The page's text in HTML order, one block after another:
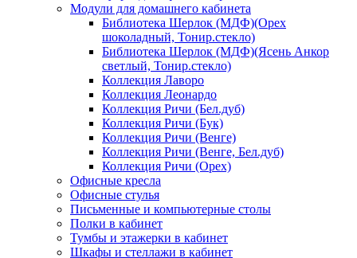
Модули для домашнего кабинета
Библиотека Шерлок (МДФ)(Орех
шоколадный, Тонир.стекло)
Библиотека Шерлок (МДФ)(Ясень Анкор
светлый, Тонир.стекло)
Коллекция Лаворо
Коллекция Леонардо
Коллекция Ричи (Бел.дуб)
Коллекция Ричи (Бук)
Коллекция Ричи (Венге)
Коллекция Ричи (Венге, Бел.дуб)
Коллекция Ричи (Орех)
Офисные кресла
Офисные стулья
Письменные и компьютерные столы
Полки в кабинет
Тумбы и этажерки в кабинет
Шкафы и стеллажи в кабинет